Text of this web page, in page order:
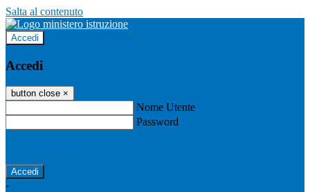
Salta al contenuto
Accedi
Accedi
button close ×
Nome Utente
Password
-